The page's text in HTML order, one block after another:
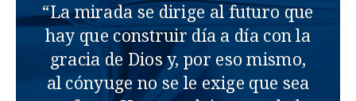
“La mirada se dirige al futuro que
hay que construir día a día con la
gracia de Dios y, por eso mismo,
al cónyuge no se le exige que sea